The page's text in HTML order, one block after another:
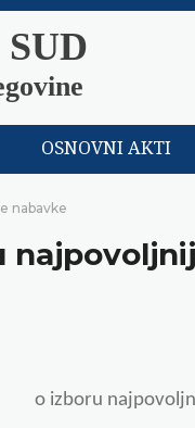
OSNOVNI AKTI
nabavke
o izboru